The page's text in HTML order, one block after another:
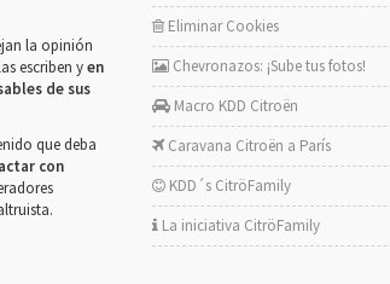
la opinión
escriben yen
de sus
que deba
con
Eliminar Cookies
Chevronazos: ¡Sube tus fotos!
Macro KDD Citroën
Caravana Citroën a París
KDD´s CitröFamily
La iniciativa CitröFamily